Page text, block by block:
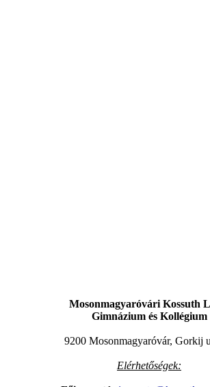
Mosonmagyaróvári Kossuth
Gimnázium és Kollégium
9200 Mosonmagyaróvár, Gorkij
Elérhetőségek: